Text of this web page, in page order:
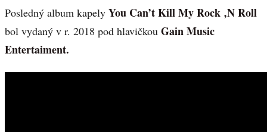
Posledný album kapely You Can’t Kill My Rock ‚N Roll
bol vydaný v r. 2018 pod hlavičkou Gain Music
Entertaiment.